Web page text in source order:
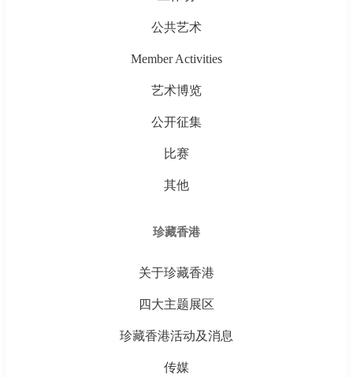
公共艺术
Member Activities
艺术博览
公开征集
比赛
其他
珍藏香港
关于珍藏香港
四大主题展区
珍藏香港活动及消息
传媒